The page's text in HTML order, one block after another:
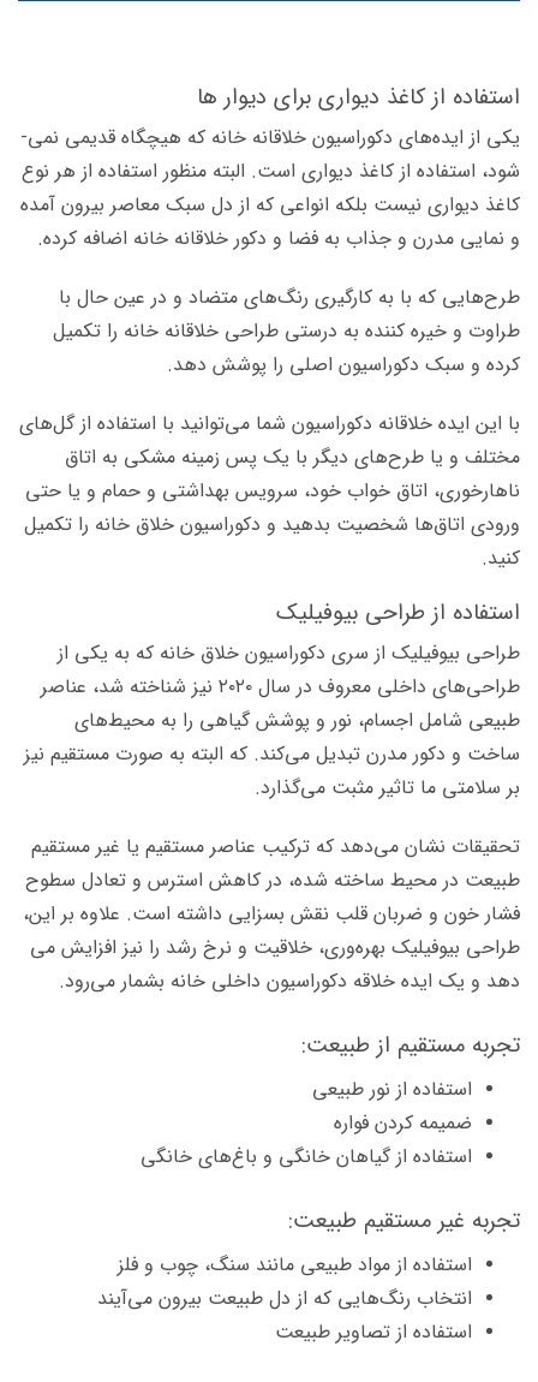
استفاده از کاغذ دیواری برای دیوار ها
یکی از ایده‌­های دکوراسیون خلاقانه خانه که هیچگاه قدیمی نمی‌­
شود،‌ استفاده از کاغذ دیواری است. البته منظور استفاده از هر نوع
کاغذ دیواری نیست بلکه انواعی که از دل سبک معاصر بیرون آمده
و نمایی مدرن و جذاب به فضا و دکور خلاقانه خانه اضافه کرده.
طرح‌­هایی که با به کارگیری رنگ‌­های متضاد و در عین حال با
طراوت و خیره کننده به درستی طراحی خلاقانه خانه را تکمیل
کرده و سبک دکوراسیون اصلی را پوشش دهد.
با این ایده خلاقانه دکوراسیون شما می‌­توانید با استفاده از گل‌­های
مختلف و یا طرح­­‌های دیگر با یک پس زمینه مشکی به اتاق
ناهارخوری، اتاق خواب خود، سرویس بهداشتی و حمام و یا حتی
ورودی اتاق‌­ها شخصیت­ بدهید و دکوراسیون خلاق خانه را تکمیل
کنید.
استفاده از طراحی بیوفیلیک
طراحی بیوفیلیک از سری دکوراسیون خلاق خانه که به یکی از
طراحی­‌های داخلی معروف در سال ۲۰۲۰ نیز شناخته شد،‌ عناصر
طبیعی شامل اجسام،‌ نور و پوشش گیاهی را به محیط‌­های
ساخت و دکور مدرن تبدیل می‌­کند. که البته به صورت مستقیم نیز
بر سلامتی ما تاثیر مثبت می­‌گذارد.
تحقیقات نشان می­‌دهد که ترکیب عناصر مستقیم یا غیر مستقیم
طبیعت در محیط ساخته شده، در کاهش استرس و تعادل سطوح
فشار خون و ضربان قلب نقش بسزایی داشته است. علاوه بر این،
طراحی بیوفیلیک بهره‌­وری، خلاقیت و نرخ رشد را نیز افزایش می­‌
دهد و یک ایده خلاقه دکوراسیون داخلی خانه بشمار می‌­رود.
تجربه مستقیم از طبیعت:
استفاده از نور طبیعی
ضمیمه کردن فواره
استفاده از گیاهان خانگی و باغ­‌های خانگی
تجربه غیر مستقیم طبیعت:
استفاده از مواد طبیعی مانند سنگ، چوب و فلز
انتخاب رنگ‌هایی که از دل طبیعت بیرون می‌آیند
استفاده از تصاویر طبیعت